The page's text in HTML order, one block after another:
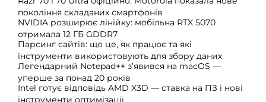
покоління складаних смартфонів
NVIDIA розширює лінійку: мобільна RTX 5070
отримала 12 ГБ GDDR7
Парсинг сайтів: що це, як працює та які
інструменти використовують для збору даних
Легендарний Notepad++ з’явився на macOS —
уперше за понад 20 років
Intel готує відповідь AMD X3D — ставка на ПЗ і нові
інструменти оптимізації